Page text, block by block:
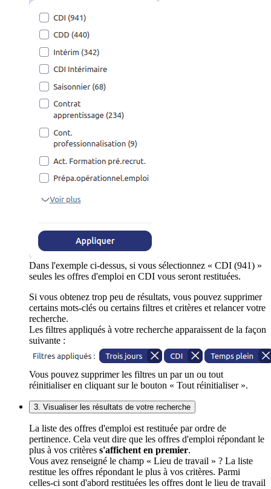
Dans l'exemple ci-dessus, si vous sélectionnez « CDI (941) »
seules les offres d'emploi en CDI vous seront restituées.
Si vous obtenez trop peu de résultats, vous pouvez supprimer
certains mots-clés ou certains filtres et critères et relancer votre
recherche.
Les filtres appliqués à votre recherche apparaissent de la façon
suivante :
Vous pouvez supprimer les filtres un par un ou tout
réinitialiser en cliquant sur le bouton « Tout réinitialiser ».
3. Visualiser les résultats de votre recherche
La liste des offres d'emploi est restituée par ordre de
pertinence. Cela veut dire que les offres d'emploi répondant le
plus à vos critères s'affichent en premier.
Vous avez renseigné le champ « Lieu de travail » ? La liste
restitue les offres répondant le plus à vos critères. Parmi
celles-ci sont d'abord restituées les offres dont le lieu de travail